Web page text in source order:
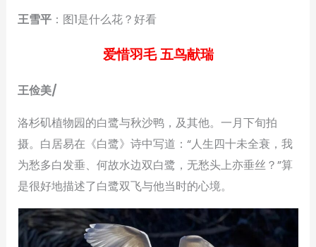
王雪平 ：图1是什么花？好看
爱惜羽毛 五鸟献瑞
王俭美/
洛杉矶植物园的白鹭与秋沙鸭，及其他。一月下旬拍
摄。白居易在《白鹭》诗中写道：“人生四十未全衰，我
为愁多白发垂、何故水边双白鹭，无愁头上亦垂丝？”算
是很好地描述了白鹭双飞与他当时的心境。